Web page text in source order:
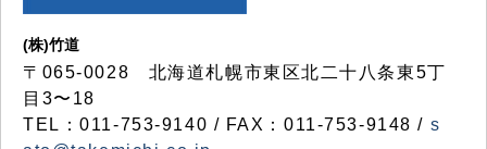
(株)竹道
〒065-0028 北海道札幌市東区北二十八条東5丁
目3〜18
TEL：011-753-9140 / FAX：011-753-9148 / s